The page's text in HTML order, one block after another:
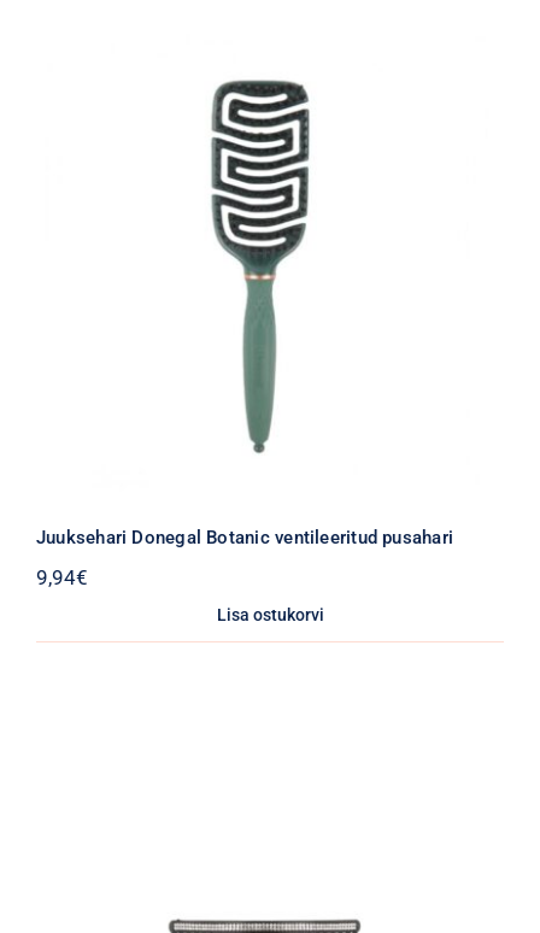
Juuksehari Donegal Botanic ventileeritud pusahari
9,94€
Lisa ostukorvi